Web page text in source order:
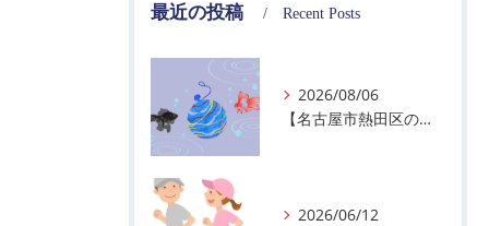
最近の投稿 Recent Posts
2026/08/06
【名古屋市熱田区の警備会社】夏季休業のお知らせ
2026/06/12